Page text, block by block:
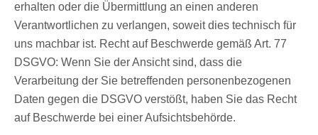
erhalten oder die Übermittlung an einen anderen
Verantwortlichen zu verlangen, soweit dies technisch für
uns machbar ist. Recht auf Beschwerde gemäß Art. 77
DSGVO: Wenn Sie der Ansicht sind, dass die
Verarbeitung der Sie betreffenden personenbezogenen
Daten gegen die DSGVO verstößt, haben Sie das Recht
auf Beschwerde bei einer Aufsichtsbehörde.